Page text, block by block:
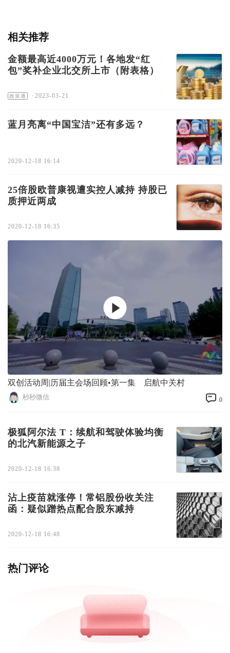
相关推荐
金额最高近4000万元！各地发“红
包”奖补企业北交所上市（附表格）
政策通 · 2023-03-21
蓝月亮离“中国宝洁”还有多远？
2020-12-18 16:14
25倍股欧普康视遭实控人减持 持股已
质押近两成
2020-12-18 16:35
双创活动周|历届主会场回顾•第一集 启航中关村
秒秒微信 0
极狐阿尔法 T：续航和驾驶体验均衡
的北汽新能源之子
2020-12-18 16:38
沾上疫苗就涨停！常铝股份收关注
函：疑似蹭热点配合股东减持
2020-12-18 16:48
热门评论